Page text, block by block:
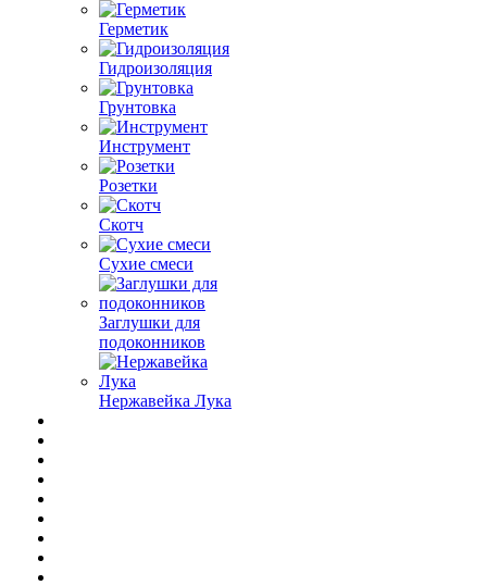
Герметик
Гидроизоляция
Грунтовка
Инструмент
Розетки
Скотч
Сухие смеси
Заглушки для
подоконников
Нержавейка Лука